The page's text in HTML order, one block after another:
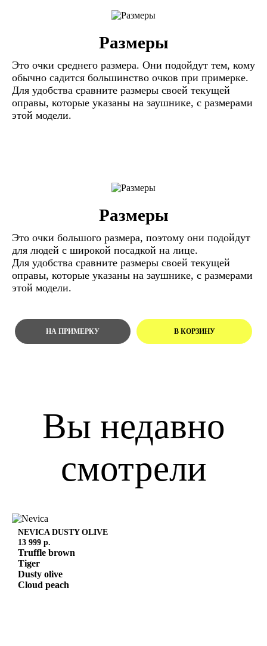
Размеры
Это очки среднего размера. Они подойдут тем, кому
обычно садится большинство очков при примерке.
Для удобства сравните размеры своей текущей
оправы, которые указаны на заушнике, с размерами
этой модели.
Размеры
Это очки большого размера, поэтому они подойдут
для людей с широкой посадкой на лице.
Для удобства сравните размеры своей текущей
оправы, которые указаны на заушнике, с размерами
этой модели.
Вы недавно
смотрели
NEVICA DUSTY OLIVE
13 999 р.
Truffle brown
Tiger
Dusty olive
Cloud peach